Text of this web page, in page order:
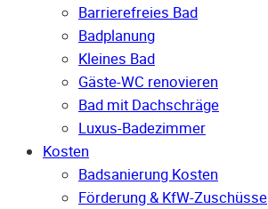
Barrierefreies Bad
Badplanung
Kleines Bad
Gäste-WC renovieren
Bad mit Dachschräge
Luxus-Badezimmer
Kosten
Badsanierung Kosten
Förderung & KfW-Zuschüsse